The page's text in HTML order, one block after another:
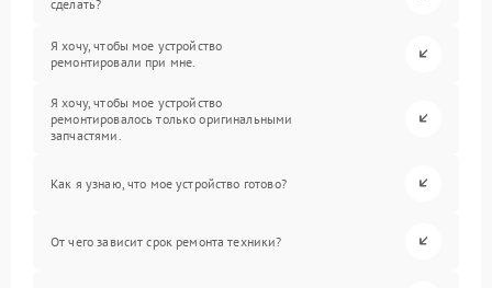
сделать?
Я хочу, чтобы мое устройство
ремонтировали при мне.
Я хочу, чтобы мое устройство
ремонтировалось только оригинальными
запчастями.
Как я узнаю, что мое устройство готово?
От чего зависит срок ремонта техники?